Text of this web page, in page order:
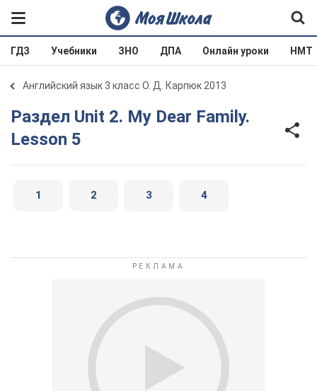
ГДЗ Учебники ЗНО ДПА Онлайн уроки НМТ
Английский язык 3 класс О. Д. Карпюк 2013
Раздел Unit 2. My Dear Family.
Lesson 5
1 2 3 4